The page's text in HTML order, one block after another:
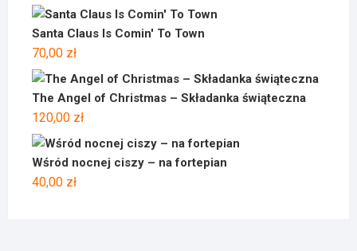
Santa Claus Is Comin' To Town
70,00 zł
The Angel of Christmas – Składanka świąteczna
120,00 zł
Wśród nocnej ciszy – na fortepian
40,00 zł